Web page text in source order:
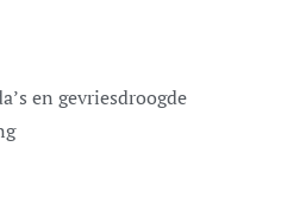
en gevriesdroogde